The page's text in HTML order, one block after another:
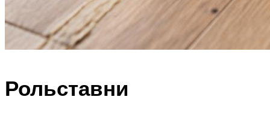
Рольставни